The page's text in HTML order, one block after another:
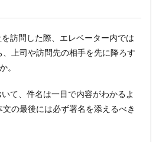
訪問した際、エレベーター内では
上司や訪問先の相手を先に降ろす
。
て、件名は一目で内容がわかるよ
の最後には必ず署名を添えるべき